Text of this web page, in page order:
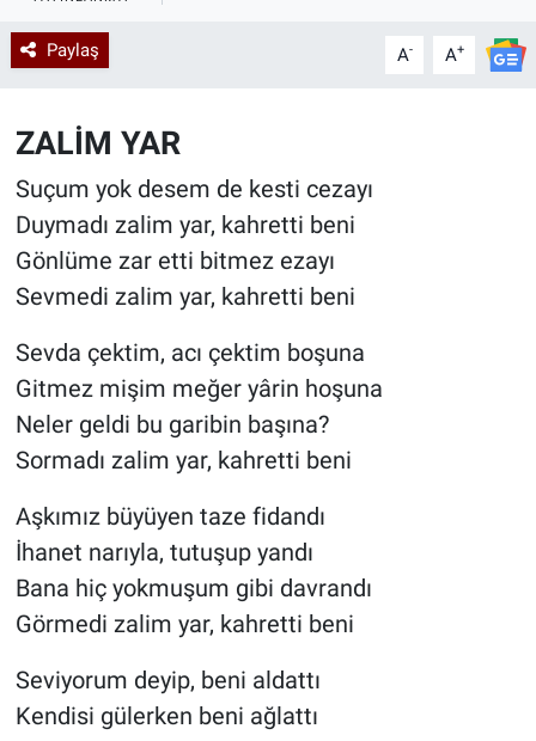
Paylaş A- A+
ZALİM YAR
Suçum yok desem de kesti cezayı
Duymadı zalim yar, kahretti beni
Gönlüme zar etti bitmez ezayı
Sevmedi zalim yar, kahretti beni
Sevda çektim, acı çektim boşuna
Gitmez mişim meğer yârin hoşuna
Neler geldi bu garibin başına?
Sormadı zalim yar, kahretti beni
Aşkımız büyüyen taze fidandı
İhanet narıyla, tutuşup yandı
Bana hiç yokmuşum gibi davrandı
Görmedi zalim yar, kahretti beni
Seviyorum deyip, beni aldattı
Kendisi gülerken beni ağlattı
Kadın & Aile
Siyaset
Teknoloji
Yazarlar
Astroloji-Rüya